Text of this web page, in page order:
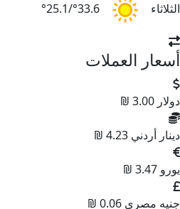
الثلاثاء 33.6°/25.1°
أسعار العملات
دولار 3.00 ₪
دينار أردني 4.23 ₪
يورو 3.47 ₪
جنيه مصري 0.06 ₪